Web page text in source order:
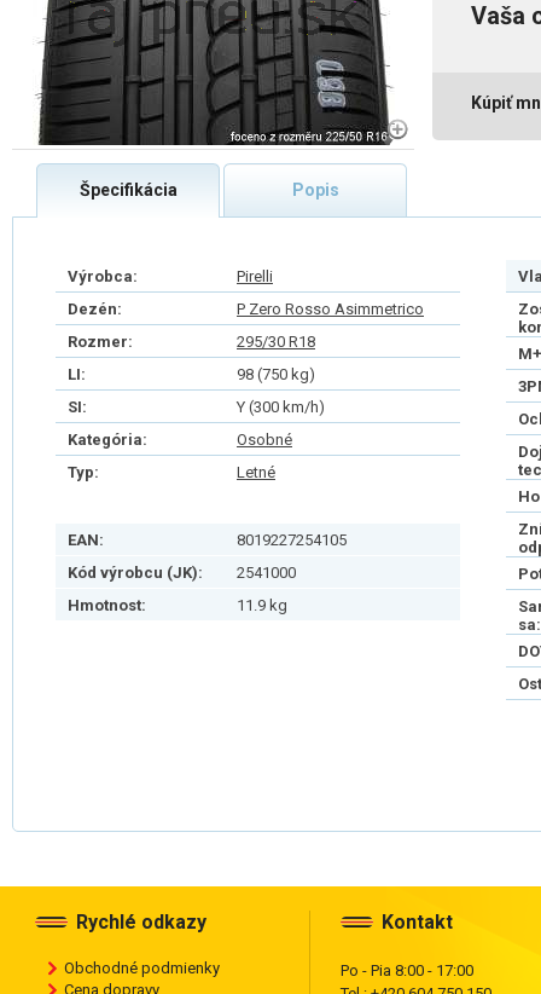
Vaša
Kúpiť
Špecifikácia Popis
Výrobca:
Pirelli
Dezén:
P Zero Rosso Asimmetrico
Rozmer:
295/30 R18
LI:
98 (750 kg)
SI:
Y (300 km/h)
Kategória:
Osobné
Typ:
Letné
EAN:
8019227254105
Kód výrobcu (JK):
2541000
Hmotnost:
11.9 kg
sa:
Rychlé odkazy
Obchodné podmienky
Cena dopravy
Kontakt
Po - Pia 8:00 - 17:00